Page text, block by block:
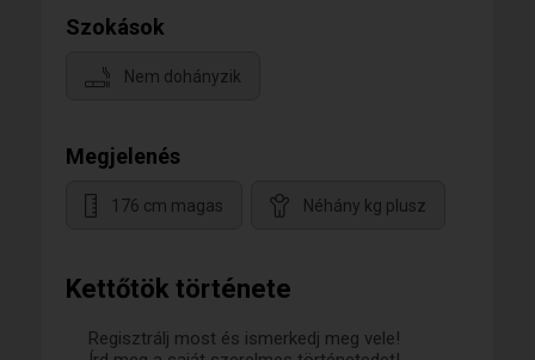
Kettőtök története
Regisztrálj most és ismerkedj meg vele!
Szokások
Nem dohányzik
Megjelenés
176 cm magas Néhány kg plusz